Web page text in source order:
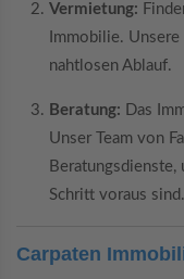
Vermietung:
Immobilie.
nahtlosen Ablauf.
Beratung: Das
Unser Team von
Beratungsdienste,
Schritt voraus sind.
Carpaten